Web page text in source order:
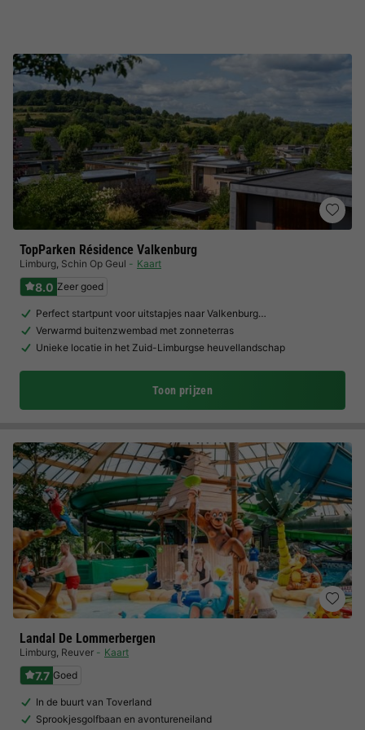
TopParken Résidence Valkenburg
Limburg, Schin Op Geul Kaart
8.0 Zeer goed
Perfect startpunt voor uitstapjes naar Valkenburg…
Verwarmd buitenzwembad met zonneterras
Unieke locatie in het Zuid-Limburgse heuvellandschap
Toon prijzen
Landal De Lommerbergen
Limburg, Reuver Kaart
7.7 Goed
In de buurt van Toverland
Sprookjesgolfbaan en avontureneiland